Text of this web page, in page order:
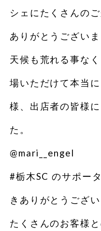
シェにたくさんの
ありがとうございま
天候も荒れる事な
場いただけて本当
様、出店者の皆様
た。
@mari__engel
#栃木SC のサポー
きありがとうござい
たくさんのお客様